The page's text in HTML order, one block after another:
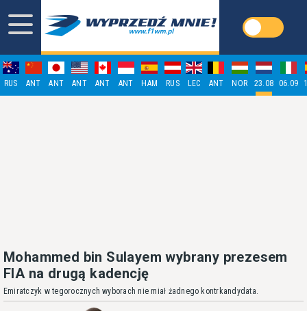
RUS ANT ANT ANT ANT ANT HAM RUS LEC ANT NOR 23.08 06.09
Mohammed bin Sulayem wybrany prezesem
FIA na drugą kadencję
Emiratczyk w tegorocznych wyborach nie miał żadnego kontrkandydata.